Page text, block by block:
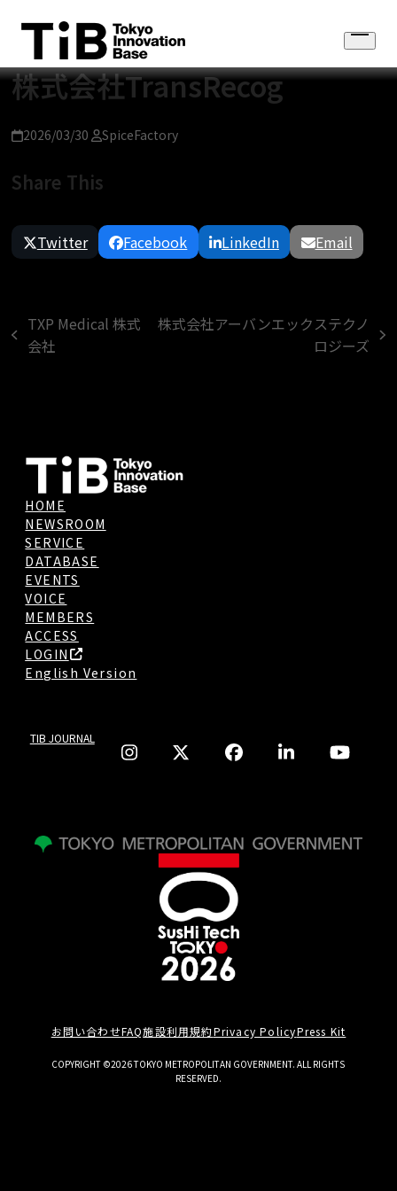
content
Open
menu
株式会社TransRecog
2026/03/30 SpiceFactory
Share This
Twitter Facebook LinkedIn Email
previous
TXP Medical 株式
会社
株式会社アーバンエックステクノ
ロジーズ
HOME
NEWSROOM
SERVICE
DATABASE
EVENTS
VOICE
MEMBERS
ACCESS
LOGIN
English Version
TIB JOURNAL
お問い合わせFAQ施設利用規約Privacy PolicyPress Kit
COPYRIGHT ©2026 TOKYO METROPOLITAN GOVERNMENT. ALL RIGHTS
RESERVED.